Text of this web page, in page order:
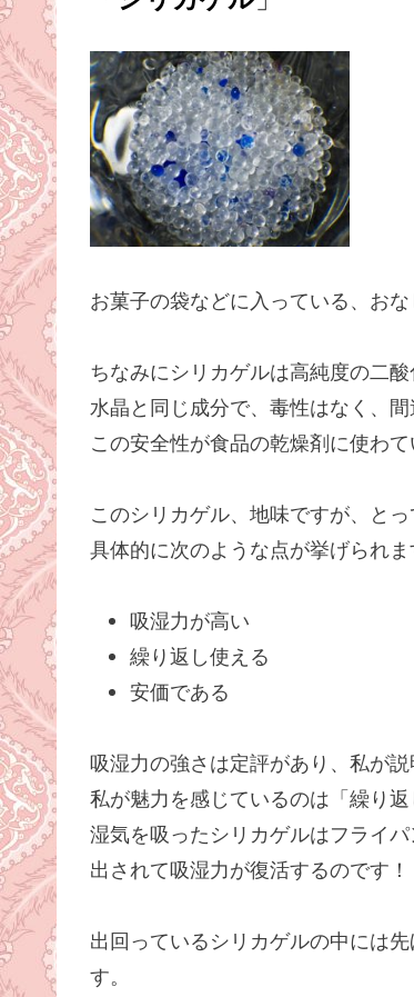
お菓子の袋などに入っている、おな
ちなみにシリカゲルは高純度の二酸
水晶と同じ成分で、毒性はなく、
この安全性が食品の乾燥剤に使わて
このシリカゲル、地味ですが、とっ
具体的に次のような点が挙げられま
吸湿力が高い
繰り返し使える
安価である
吸湿力の強さは定評があり、私が説
私が魅力を感じているのは「繰り返
湿気を吸ったシリカゲルはフライ
出されて吸湿力が復活するのです！
出回っているシリカゲルの中には
す。